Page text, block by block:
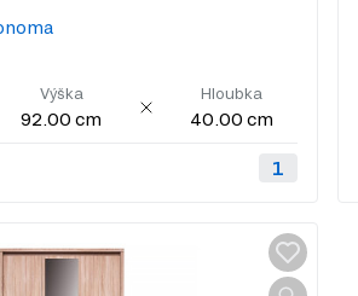
Výška
92.00 cm
Hloubka
40.00 cm